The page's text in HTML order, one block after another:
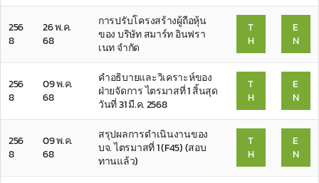
256
8
26 พ.ค.
68
การปรับโครงสร้างผู้ถือหุ้น
ของ บริษัท สมาร์ท อินฟรา
เนท จำกัด
T
H
E
N
256
8
09 พ.ค.
68
คำอธิบายและวิเคราะห์ของ
ฝ่ายจัดการ ไตรมาสที่ 1 สิ้นสุด
วันที่ 31 มี.ค. 2568
T
H
E
N
256
8
09 พ.ค.
68
สรุปผลการดำเนินงานของ
บจ. ไตรมาสที่ 1 (F45) (สอบ
ทานแล้ว)
T
H
E
N